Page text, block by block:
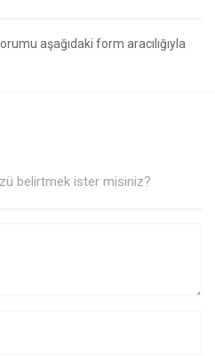
aşağıdaki form aracılığıyla
belirtmek ister misiniz?